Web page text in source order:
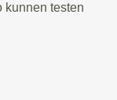
kunnen testen